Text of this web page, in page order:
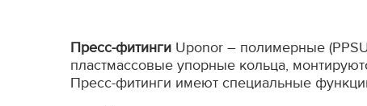
Пресс-фитинги Uponor – полимерные
пластмассовые упорные кольца,
Пресс-фитинги имеют специальные